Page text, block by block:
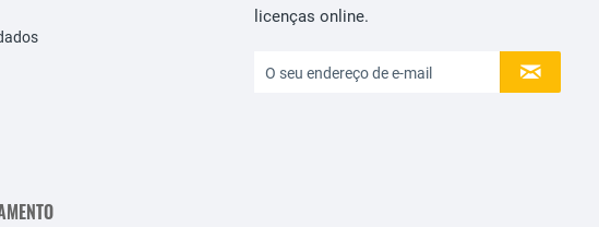
licenças online.